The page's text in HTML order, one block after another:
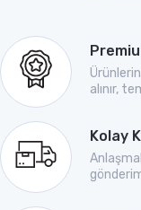
alınır,
Kolay